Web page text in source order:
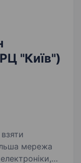
"Київ")